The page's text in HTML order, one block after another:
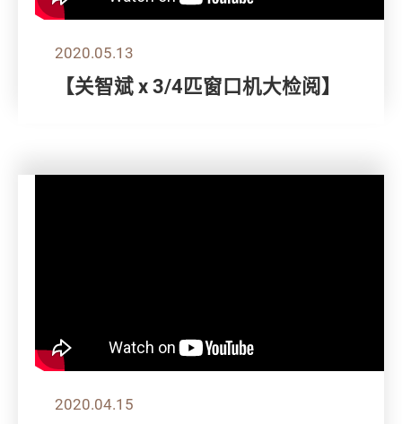
2020.05.13
【关智斌 x 3/4匹窗口机大检阅】
2020.04.15